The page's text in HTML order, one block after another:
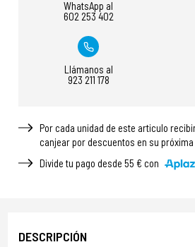
WhatsApp al
602 253 402
Llámanos al
923 211 178
Por cada unidad de este articulo
canjear por descuentos en su
Divide tu pago desde 55 € con
DESCRIPCIÓN